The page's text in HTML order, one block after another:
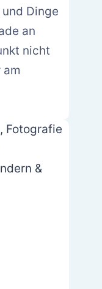
Dinge
an
nicht
, Fotografie
&